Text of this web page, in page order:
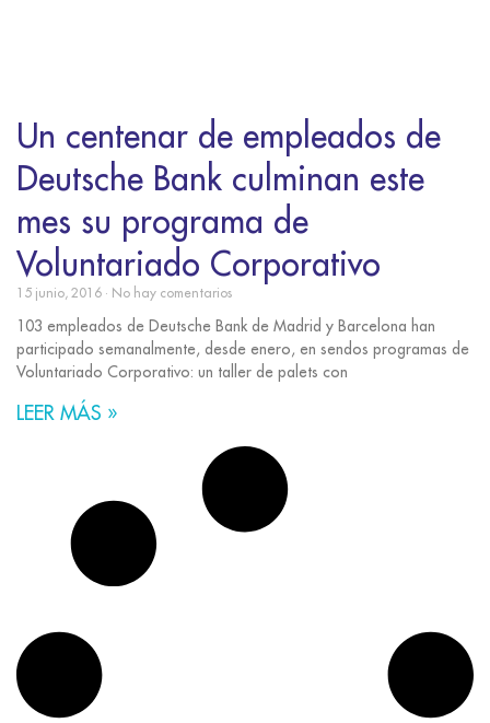
Un centenar de empleados de
Deutsche Bank culminan este
mes su programa de
Voluntariado Corporativo
15 junio, 2016 No hay comentarios
103 empleados de Deutsche Bank de Madrid y Barcelona han
participado semanalmente, desde enero, en sendos programas de
Voluntariado Corporativo: un taller de palets con
LEER MÁS »